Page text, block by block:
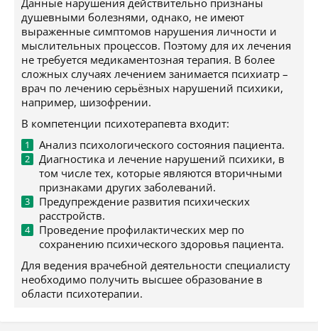
Данные нарушения действительно признаны
душевными болезнями, однако, не имеют
выраженные симптомов нарушения личности и
мыслительных процессов. Поэтому для их лечения
не требуется медикаментозная терапия. В более
сложных случаях лечением занимается психиатр –
врач по лечению серьёзных нарушений психики,
например, шизофрении.
В компетенции психотерапевта входит:
Анализ психологического состояния пациента.
Диагностика и лечение нарушений психики, в
том числе тех, которые являются вторичными
признаками других заболеваний.
Предупреждение развития психических
расстройств.
Проведение профилактических мер по
сохранению психического здоровья пациента.
Для ведения врачебной деятельности специалисту
необходимо получить высшее образование в
области психотерапии.